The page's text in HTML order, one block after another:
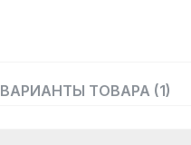
ВАРИАНТЫ ТОВАРА (1)